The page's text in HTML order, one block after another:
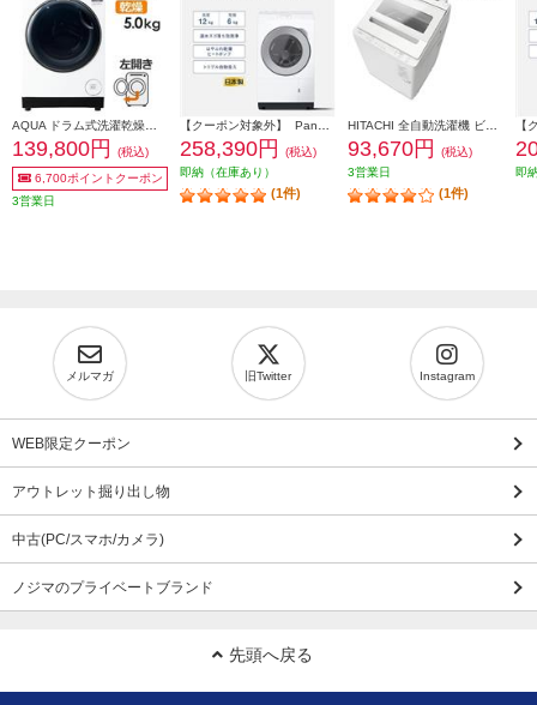
139,800円
(税込)
6,700ポイントクーポン
3営業日
258,390円
(税込)
即納（在庫あり）
(1件)
93,670円
(税込)
3営業日
(1件)
即
メルマガ 旧Twitter Instagram
WEB限定クーポン
アウトレット掘り出し物
中古(PC/スマホ/カメラ)
ノジマのプライベートブランド
先頭へ戻る